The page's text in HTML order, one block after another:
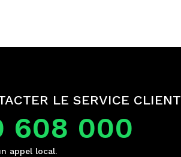
LE SERVICE CLIENT
608 000
appel local.